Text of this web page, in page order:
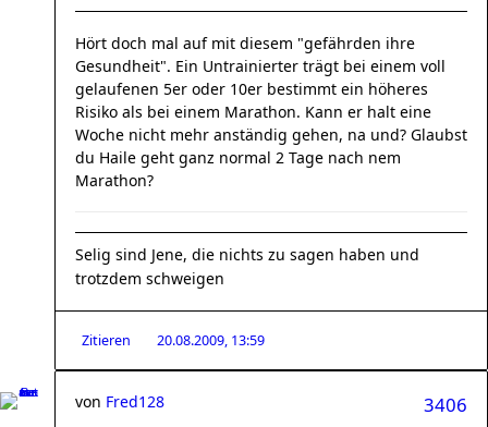
Hört doch mal auf mit diesem "gefährden ihre
Gesundheit". Ein Untrainierter trägt bei einem voll
gelaufenen 5er oder 10er bestimmt ein höheres
Risiko als bei einem Marathon. Kann er halt eine
Woche nicht mehr anständig gehen, na und? Glaubst
du Haile geht ganz normal 2 Tage nach nem
Marathon?
Selig sind Jene, die nichts zu sagen haben und
trotzdem schweigen
Zitieren 20.08.2009, 13:59
3406
von Fred128